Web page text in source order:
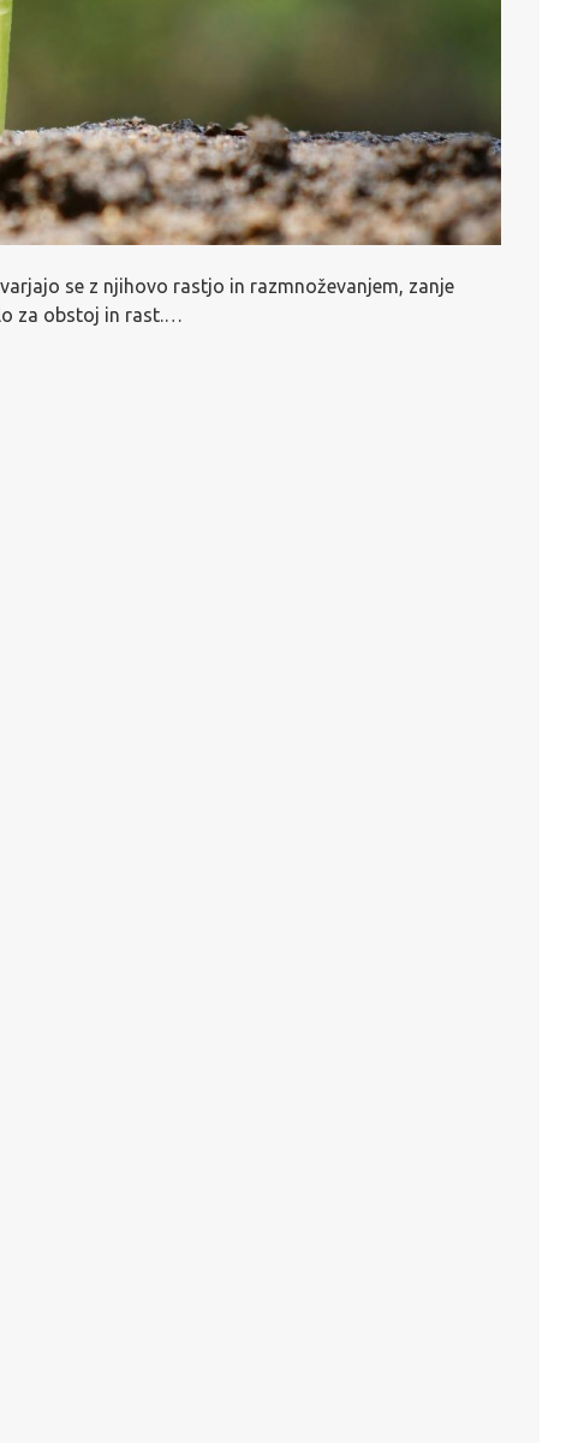
se z njihovo rastjo in razmnoževanjem, zanje
za obstoj in rast.…